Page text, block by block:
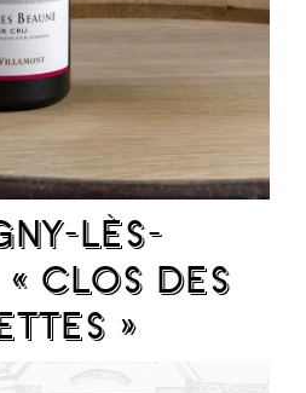
LÈS-
CLOS DES
»